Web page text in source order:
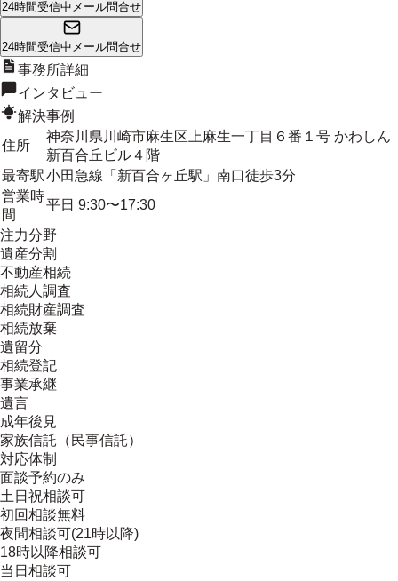
24時間受信中 メール問合せ
24時間受信中 メール問合せ
事務所詳細
インタビュー
解決事例
住所
神奈川県川崎市麻生区上麻生一丁目６番１号 かわしん
新百合丘ビル４階
最寄駅小田急線「新百合ヶ丘駅」南口徒歩3分
営業時
間
平日 9:30〜17:30
注力分野
遺産分割
不動産相続
相続人調査
相続財産調査
相続放棄
遺留分
相続登記
事業承継
遺言
成年後見
家族信託（民事信託）
対応体制
面談予約のみ
土日祝相談可
初回相談無料
夜間相談可(21時以降)
18時以降相談可
当日相談可